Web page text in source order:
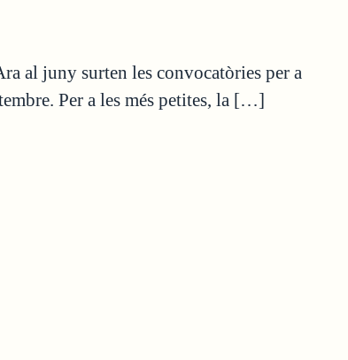
al juny surten les convocatòries per a
Per a les més petites, la […]